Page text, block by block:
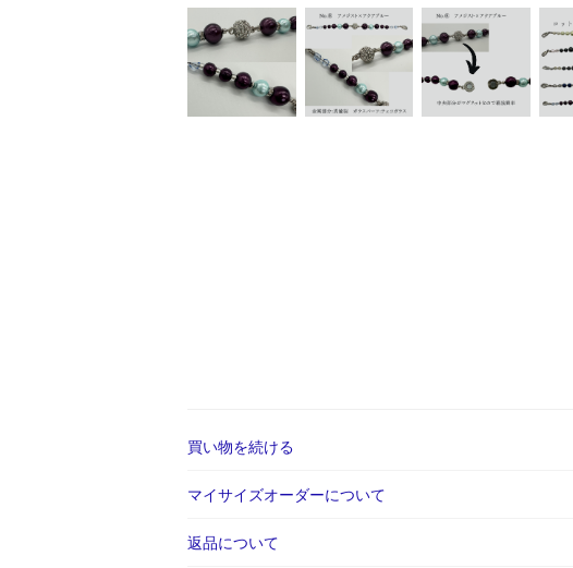
買い物を続ける
マイサイズオーダーについて
返品について